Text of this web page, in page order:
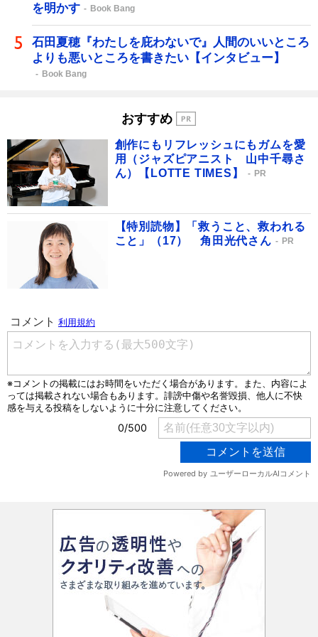
を明かす
Book Bang
石田夏穂『わたしを庇わないで』人間のいいところ
よりも悪いところを書きたい【インタビュー】
Book Bang
おすすめ
創作にもリフレッシュにもガムを愛
用（ジャズピアニスト 山中千尋さ
ん）【LOTTE TIMES】
PR
【特別読物】「救うこと、救われる
こと」（17） 角田光代さん
PR